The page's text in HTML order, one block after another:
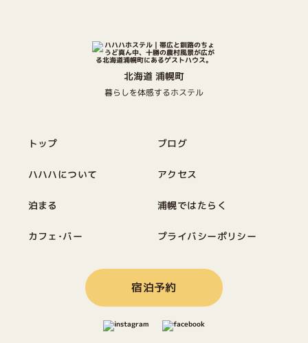
北海道 浦幌町
暮らしを体感するホステル
トップ
ハハハについて
泊まる
カフェ･バー
ブログ
アクセス
浦幌ではたらく
プライバシーポリシー
宿泊予約